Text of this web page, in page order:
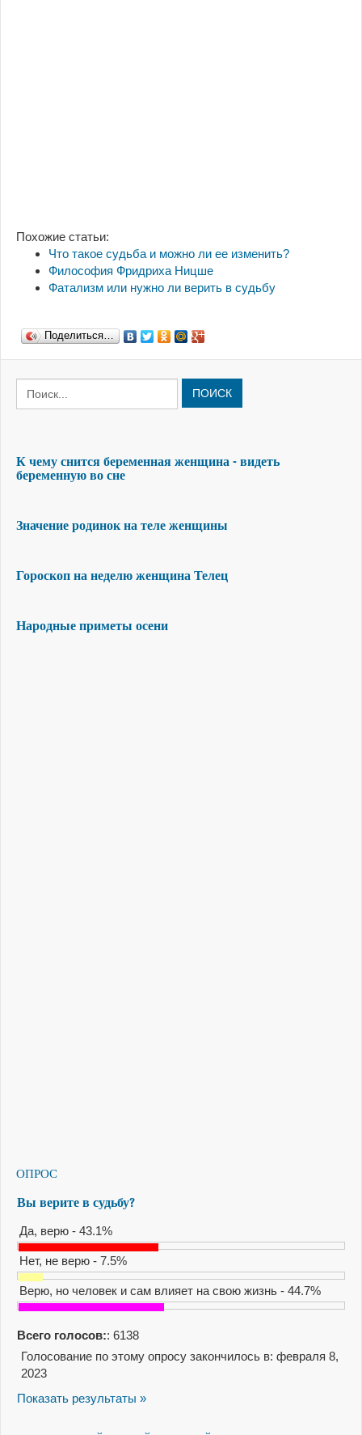
Похожие статьи:
Что такое судьба и можно ли ее изменить?
Философия Фридриха Ницше
Фатализм или нужно ли верить в судьбу
Поделиться…
ПОИСК
К чему снится беременная женщина - видеть
беременную во сне
Значение родинок на теле женщины
Гороскоп на неделю женщина Телец
Народные приметы осени
ОПРОС
Вы верите в судьбу?
Да, верю - 43.1%
Нет, не верю - 7.5%
Верю, но человек и сам влияет на свою жизнь - 44.7%
Всего голосов:: 6138
Голосование по этому опросу закончилось в: февраля 8,
2023
Показать результаты »